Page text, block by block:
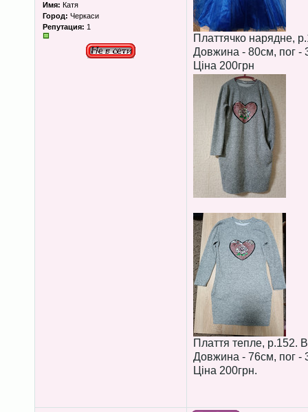
Имя: Катя
Город: Черкаси
Репутация: 1
Платтячко нарядне,
Довжина - 80см, пог -
Ціна 200грн
Плаття тепле, р.152.
Довжина - 76см, пог -
Ціна 200грн.